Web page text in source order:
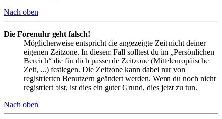
Nach oben
Die Forenuhr geht falsch!
Möglicherweise entspricht die angezeigte Zeit nicht deiner
eigenen Zeitzone. In diesem Fall solltest du im „Persönlichen
Bereich“ die für dich passende Zeitzone (Mitteleuropäische
Zeit, ...) festlegen. Die Zeitzone kann dabei nur von
registrierten Benutzern geändert werden. Wenn du noch nicht
registriert bist, ist dies ein guter Grund, dies jetzt zu tun.
Nach oben